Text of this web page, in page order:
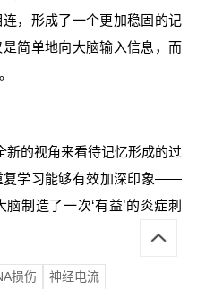
，形成了一个更加稳固的记
简单地向大脑输入信息，而
的视角来看待记忆形成的过
复学习能够有效加深印象——
制造了一次‘有益’的炎症刺
损伤 神经电流